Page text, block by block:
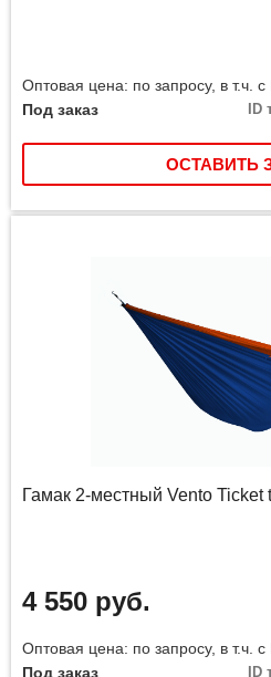
Оптовая цена: по запросу, в т.ч.
Под заказ
ID
ОСТАВИТЬ
Гамак 2-местный Vento Ticket
4 550 руб.
Оптовая цена: по запросу, в т.ч.
Под заказ
ID